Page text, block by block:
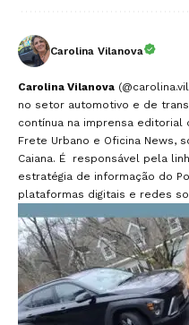
Carolina Vilanova
Carolina Vilanova
no setor automotivo e de
contínua na imprensa editorial
Frete Urbano e Oficina News,
Caiana. É responsável pela
estratégia de informação do
plataformas digitais e redes